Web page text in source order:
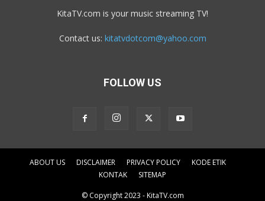
KitaTV.com is your music streaming TV!
Contact us: kitatvdotcom@yahoo.com
FOLLOW US
ABOUT US DISCLAIMER PRIVACY POLICY
KODE ETIK
KONTAK
SITEMAP
© Copyright 2023 - KitaTV.com